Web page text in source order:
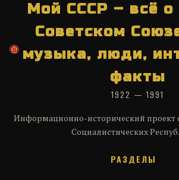
Мой СССР – всё о
Советском
музыка, люди,
факты
1922 — 1991
Информационно-исторический проект
Социалистических
РАЗДЕЛЫ